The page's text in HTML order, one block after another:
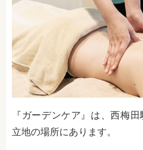
『ガーデンケア』は、西梅
立地の場所にあります。